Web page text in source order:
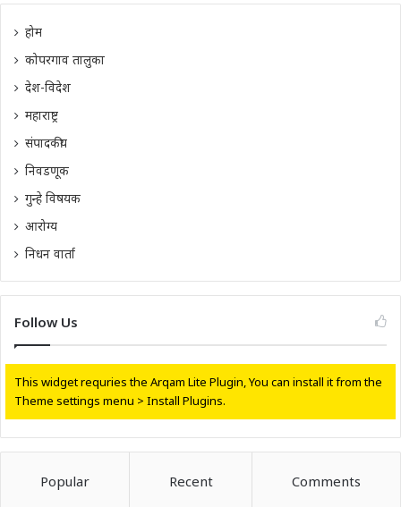
होम
कोपरगाव तालुका
देश-विदेश
महाराष्ट्र
संपादकीय
निवडणूक
गुन्हे विषयक
आरोग्य
निधन वार्ता
Follow Us
This widget requries the Arqam Lite Plugin, You can install it from the
Theme settings menu > Install Plugins.
Popular Recent Comments